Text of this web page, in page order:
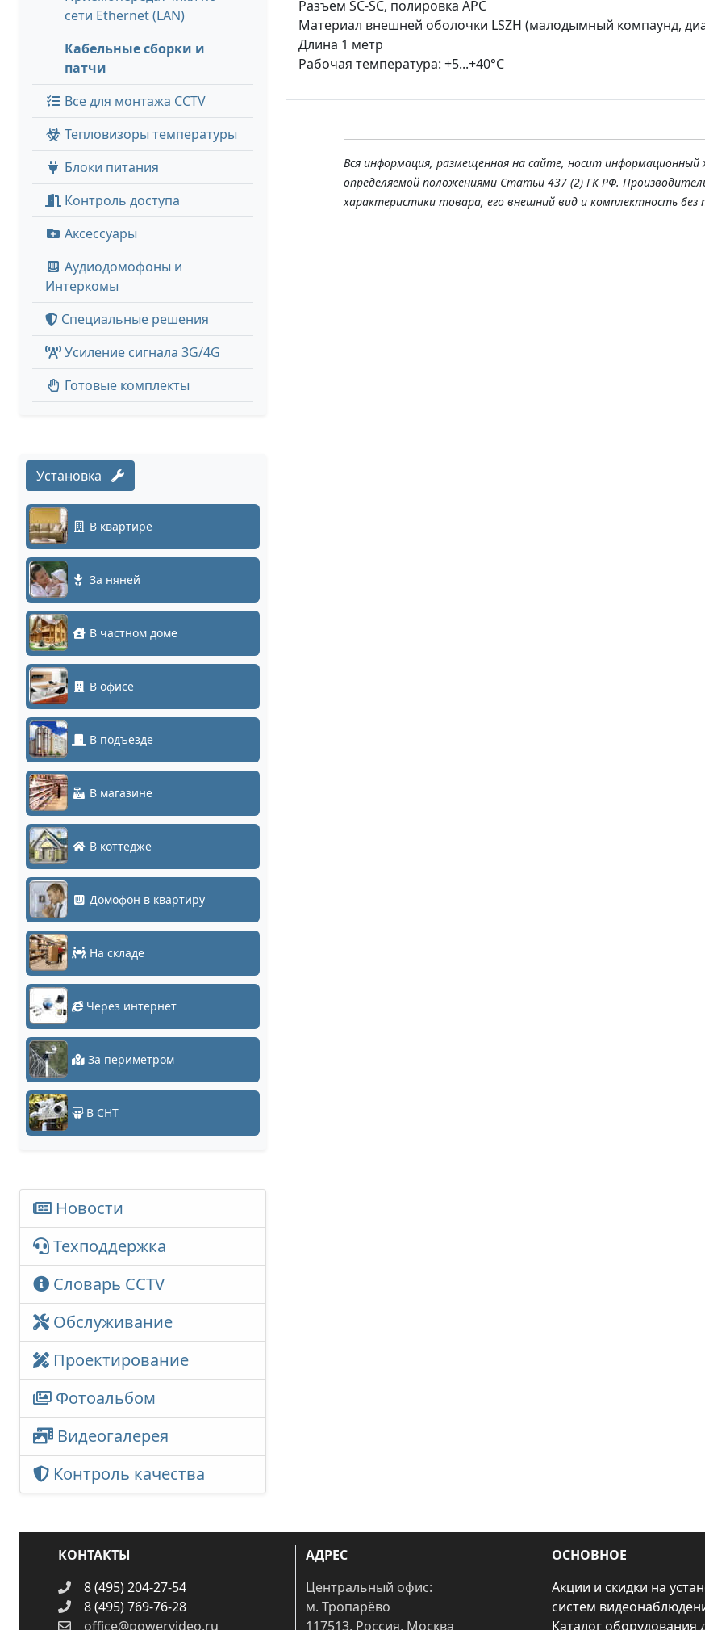
сети Ethernet (LAN)
Кабельные сборки и
патчи
Все для монтажа CCTV
Тепловизоры температуры
Блоки питания
Контроль доступа
Аксессуары
Аудиодомофоны и
Интеркомы
Специальные решения
Усиление сигнала 3G/4G
Готовые комплекты
Установка
В квартире
За няней
В частном доме
В офисе
В подъезде
В магазине
В коттедже
Домофон в квартиру
На складе
Через интернет
За периметром
В СНТ
Новости
Техподдержка
Словарь CCTV
Обслуживание
Проектирование
Фотоальбом
Видеогалерея
Контроль качества
Разъем SC-SC, полировка APC
Материал внешней оболочки LSZH (малодымный компаунд,
Длина 1 метр
Рабочая температура: +5...+40°C
Вся информация, размещенная на сайте, носит информационный
определяемой положениями Статьи 437 (2) ГК РФ.
характеристики товара, его внешний вид и комплектность без
КОНТАКТЫ
8 (495) 204-27-54
8 (495) 769-76-28
office@powervideo.ru
АДРЕС
Центральный офис:
м. Тропарёво
117513, Россия, Москва
ОСНОВНОЕ
Акции и скидки на
систем
Каталог оборудования